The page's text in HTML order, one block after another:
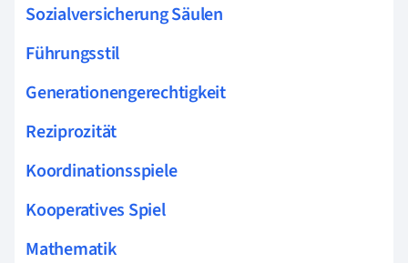
Sozialversicherung Säulen
Führungsstil
Generationengerechtigkeit
Reziprozität
Koordinationsspiele
Kooperatives Spiel
Mathematik